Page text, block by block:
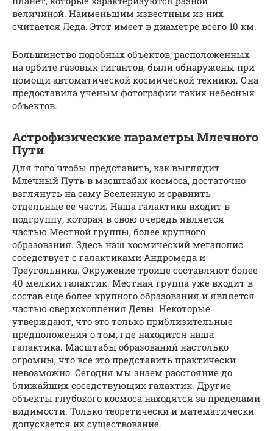
величиной. Наименьшим известным из них
считается Леда. Этот имеет в диаметре всего 10 км.
Большинство подобных объектов, расположенных
на орбите газовых гигантов, были обнаружены при
помощи автоматической космической техники. Она
предоставила ученым фотографии таких небесных
объектов.
Астрофизические параметры Млечного
Пути
Для того чтобы представить, как выглядит
Млечный Путь в масштабах космоса, достаточно
взглянуть на саму Вселенную и сравнить
отдельные ее части. Наша галактика входит в
подгруппу, которая в свою очередь является
частью Местной группы, более крупного
образования. Здесь наш космический мегаполис
соседствует с галактиками Андромеда и
Треугольника. Окружение троице составляют более
40 мелких галактик. Местная группа уже входит в
состав еще более крупного образования и является
частью сверхскопления Девы. Некоторые
утверждают, что это только приблизительные
предположения о том, где находится наша
галактика. Масштабы образований настолько
огромны, что все это представить практически
невозможно. Сегодня мы знаем расстояние до
ближайших соседствующих галактик. Другие
объекты глубокого космоса находятся за пределами
видимости. Только теоретически и математически
допускается их существование.